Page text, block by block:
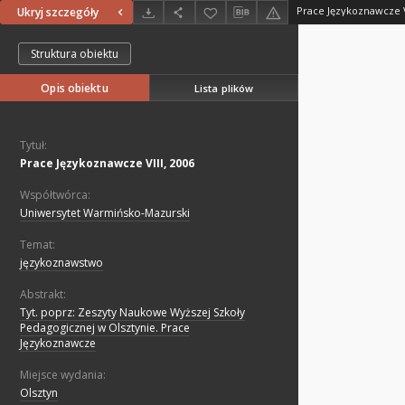
Ukryj szczegóły Prace Językoznawcze
Struktura obiektu
Opis obiektu Lista plików
Tytuł:
Prace Językoznawcze VIII, 2006
Współtwórca:
Uniwersytet Warmińsko-Mazurski
Temat:
językoznawstwo
Abstrakt:
Tyt. poprz: Zeszyty Naukowe Wyższej Szkoły
Pedagogicznej w Olsztynie. Prace
Językoznawcze
Miejsce wydania:
Olsztyn